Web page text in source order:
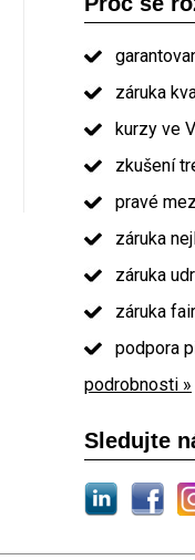
záruka
kurzy ve
zkušení
pravé
záruka
záruka
záruka
podpora
podrobnosti »
Sledujte